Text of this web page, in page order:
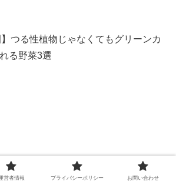
】つる性植物じゃなくてもグリーンカ
る野菜3選
スポンサーリンク
営者情報 プライバシーポリシー お問い合わせ